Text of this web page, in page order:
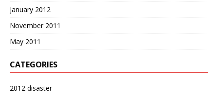
January 2012
November 2011
May 2011
CATEGORIES
2012 disaster